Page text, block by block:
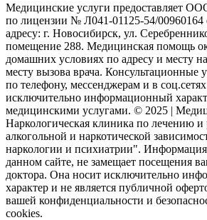
Медицинские услуги предоставляет
по лицензии № Л041-01125-54/00960164
адресу: г. Новосибирск, ул.
помещение 288. Медицинская помощь
домашних условиях по адресу и месту
месту вызова врача. Консультационные
по телефону, мессенджерам и в
исключительно информационный
медицинскими услугами. © 2025 |
Наркологическая клиника по лечению и
алкогольной и наркотической
наркологии и психиатрии".
данном сайте, не замещает посещения
доктора. Она носит исключительно
характер и не является публичной
вашей конфиденциальности и
cookies.